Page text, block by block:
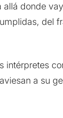
allá donde
del
intérpretes
a su